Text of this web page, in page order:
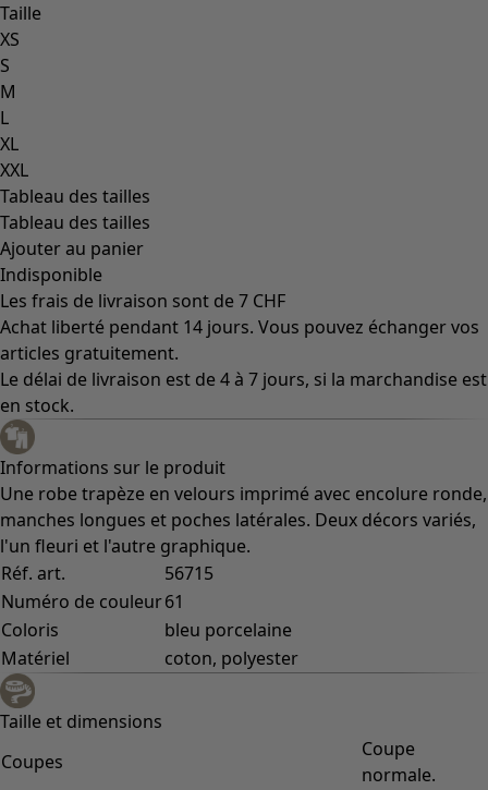
Taille
XS
S
M
L
XL
XXL
Tableau des tailles
Tableau des tailles
Ajouter au panier
Indisponible
Les frais de livraison sont de 7 CHF
Achat liberté pendant 14 jours. Vous pouvez échanger vos
articles gratuitement.
Le délai de livraison est de 4 à 7 jours, si la marchandise est
en stock.
Informations sur le produit
Une robe trapèze en velours imprimé avec encolure ronde,
manches longues et poches latérales. Deux décors variés,
l'un fleuri et l'autre graphique.
Réf. art.
56715
Numéro de couleur61
Coloris
bleu porcelaine
Matériel
coton, polyester
Taille et dimensions
Coupes
Coupe
normale.